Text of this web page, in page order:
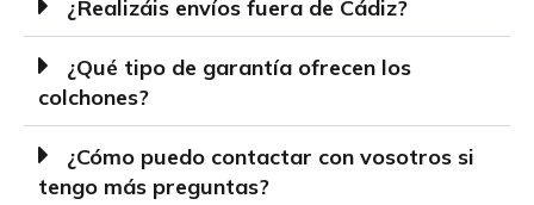
¿Realizáis envíos fuera de Cádiz?
¿Qué tipo de garantía ofrecen los
colchones?
¿Cómo puedo contactar con vosotros si
tengo más preguntas?